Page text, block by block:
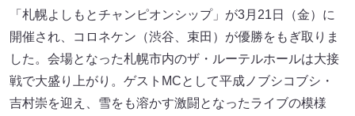
「札幌よしもとチャンピオンシップ」が3月21日（金）に
開催され、コロネケン（渋谷、束田）が優勝をもぎ取りま
した。会場となった札幌市内のザ・ルーテルホールは大接
戦で大盛り上がり。ゲストMCとして平成ノブシコブシ・
吉村崇を迎え、雪をも溶かす激闘となったライブの模様